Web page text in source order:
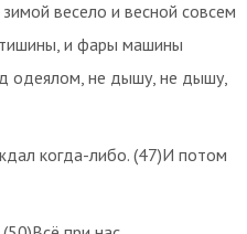
весело и весной совсем
и фары машины
одеялом, не дышу, не дышу,
когда-либо. (47)И потом